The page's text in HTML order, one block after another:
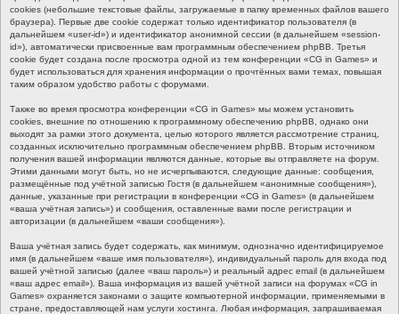
cookies (небольшие текстовые файлы, загружаемые в папку временных файлов вашего
браузера). Первые две cookie содержат только идентификатор пользователя (в
дальнейшем «user-id») и идентификатор анонимной сессии (в дальнейшем «session-
id»), автоматически присвоенные вам программным обеспечением phpBB. Третья
cookie будет создана после просмотра одной из тем конференции «CG in Games» и
будет использоваться для хранения информации о прочтённых вами темах, повышая
таким образом удобство работы с форумами.
Также во время просмотра конференции «CG in Games» мы можем установить
cookies, внешние по отношению к программному обеспечению phpBB, однако они
выходят за рамки этого документа, целью которого является рассмотрение страниц,
созданных исключительно программным обеспечением phpBB. Вторым источником
получения вашей информации являются данные, которые вы отправляете на форум.
Этими данными могут быть, но не исчерпываются, следующие данные: сообщения,
размещённые под учётной записью Гостя (в дальнейшем «анонимные сообщения»),
данные, указанные при регистрации в конференции «CG in Games» (в дальнейшем
«ваша учётная запись») и сообщения, оставленные вами после регистрации и
авторизации (в дальнейшем «ваши сообщения»).
Ваша учётная запись будет содержать, как минимум, однозначно идентифицируемое
имя (в дальнейшем «ваше имя пользователя»), индивидуальный пароль для входа под
вашей учётной записью (далее «ваш пароль») и реальный адрес email (в дальнейшем
«ваш адрес email»). Ваша информация из вашей учётной записи на форумах «CG in
Games» охраняется законами о защите компьютерной информации, применяемыми в
стране, предоставляющей нам услуги хостинга. Любая информация, запрашиваемая